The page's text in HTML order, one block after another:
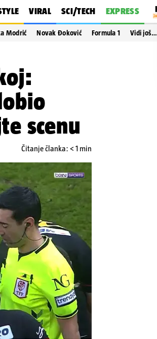
VIRAL SCI/TECH EXPRESS
Modrić Novak Đoković Formula 1 Vidi još…
scenu
Čitanje članka: < 1 min